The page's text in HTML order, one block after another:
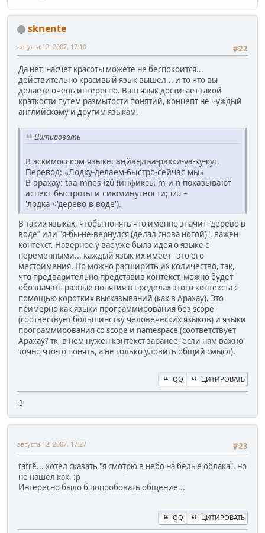
sknente
#22
августа 12, 2007, 17:10
Да нет, насчет красоты можете не беспокоится...
действительно красивый язык вышел... и то что вы
делаете очень интересно. Ваш язык достигает такой
краткости путем размытости понятий, концепт не чуждый
английскому и другим языкам.
Цитировать
В эскимосском языке: аңйаңлъа-рахки-γа-ку-кут.
Перевод: «Лодку-делаем-быстро-сейчас мы»
В арахау: taa-mnes-izü (инфиксы m и n показывают
аспект быстроты и сиюминутности; izü –
'лодка'<'дерево в воде').
В таких языках, чтобы понять что именно значит "дерево в
воде" или "я-бы-не-вернулся (делал снова ногой)", важен
контекст. Наверное у вас уже была идея о языке с
переменными... каждый язык их имеет - это его
местоимения. Но можно расширить их количество, так,
что предварительно представив контекст, можно будет
обозначать разные понятия в пределах этого контекста с
помощью коротких высказываний (как в Арахау). Это
примерно как языки программирования без scope
(соотвествует большинству человеческих языков) и языки
программирования со scope и namespace (соответствует
Арахау? тк, в нем нужен контекст заранее, если нам важно
точно что-то понять, а не только уловить общий смысл).
QQ ЦИТИРОВАТЬ
:3
#23
августа 12, 2007, 17:27
tafrê... хотел сказать "я смотрю в небо на белые облака", но
не нашел как. :p
Интересно было б попробовать общение...
QQ ЦИТИРОВАТЬ